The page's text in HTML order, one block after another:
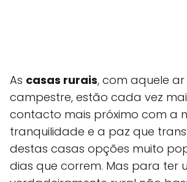
As casas rurais, com aquele
campestre, estão cada vez
contacto mais próximo com a
tranquilidade e a paz que
destas casas opções muito
dias que correm. Mas para ter